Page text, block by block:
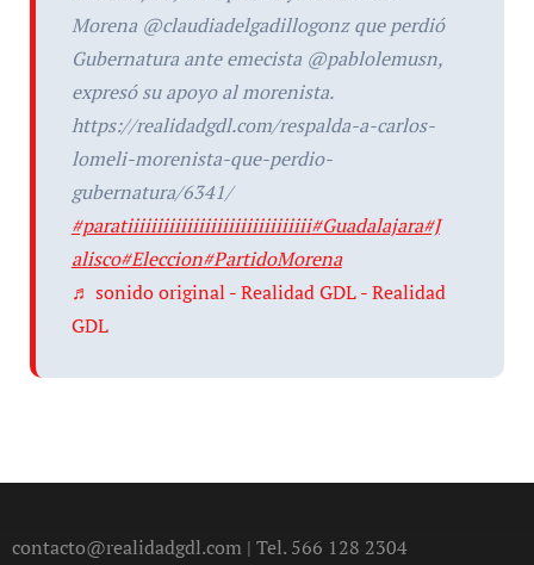
Morena @claudiadelgadillogonz que perdió
Gubernatura ante emecista @pablolemusn,
expresó su apoyo al morenista.
https://realidadgdl.com/respalda-a-carlos-
lomeli-morenista-que-perdio-
gubernatura/6341/
#paratiiiiiiiiiiiiiiiiiiiiiiiiiiiiiii#Guadalajara#J
alisco#Eleccion#PartidoMorena
♬ sonido original - Realidad GDL - Realidad
GDL
contacto@realidadgdl.com | Tel. 566 128 2304